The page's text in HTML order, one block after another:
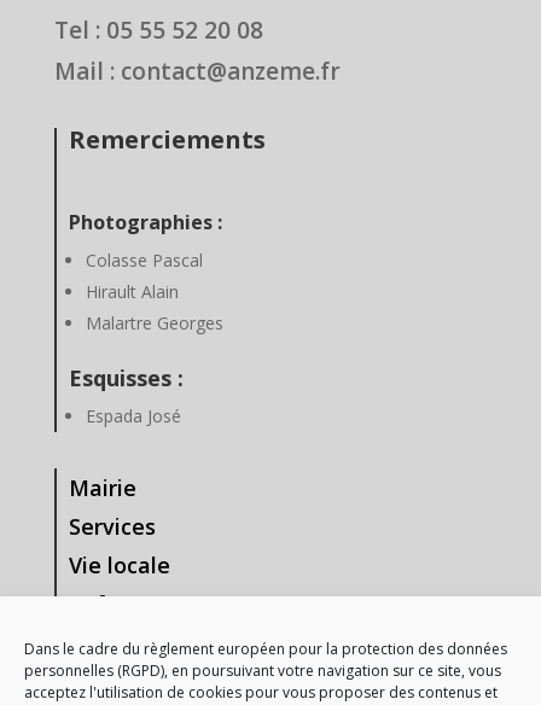
Dans le cadre du règlement européen pour la protection des données
personnelles (RGPD), en poursuivant votre navigation sur ce site, vous
acceptez l'utilisation de cookies pour vous proposer des contenus et
Tel : 05 55 52 20 08
Mail : contact@anzeme.fr
Remerciements
Photographies :
Colasse Pascal
Hirault Alain
Malartre Georges
Esquisses :
Espada José
Mairie
Services
Vie locale
Enfance & Jeunesse
Tourisme & Loisirs
Vie Associative